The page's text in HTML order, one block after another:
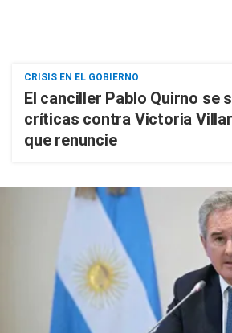
CRISIS EN EL GOBIERNO
El canciller Pablo Quirno se
críticas contra Victoria
que renuncie